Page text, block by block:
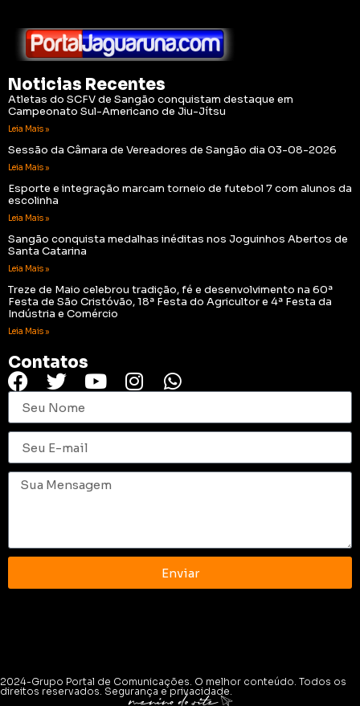
Noticias Recentes
Atletas do SCFV de Sangão conquistam destaque em
Campeonato Sul-Americano de Jiu-Jítsu
Leia Mais »
Sessão da Câmara de Vereadores de Sangão dia 03-08-2026
Leia Mais »
Esporte e integração marcam torneio de futebol 7 com alunos da
escolinha
Leia Mais »
Sangão conquista medalhas inéditas nos Joguinhos Abertos de
Santa Catarina
Leia Mais »
Treze de Maio celebrou tradição, fé e desenvolvimento na 60ª
Festa de São Cristóvão, 18ª Festa do Agricultor e 4ª Festa da
Indústria e Comércio
Leia Mais »
Contatos
Enviar
2024-Grupo Portal de Comunicações. O melhor conteúdo. Todos os
direitos reservados. Segurança e privacidade.